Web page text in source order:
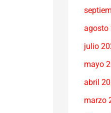
agosto
julio
mayo
abril
marzo